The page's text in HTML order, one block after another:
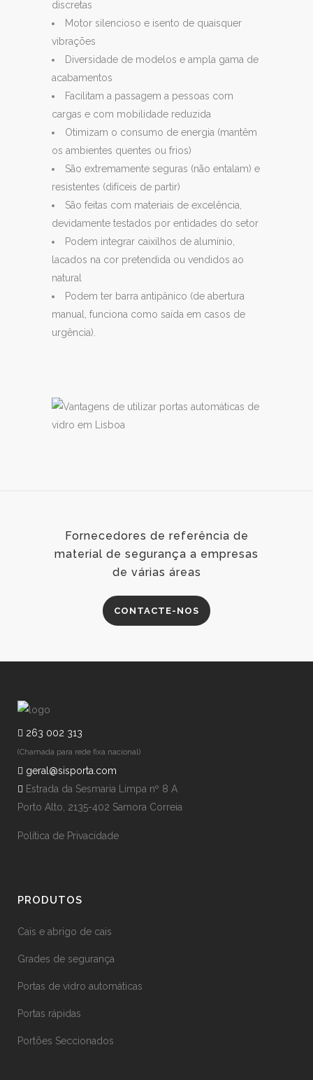
discretas
Motor silencioso e isento de quaisquer
vibrações
Diversidade de modelos e ampla gama de
acabamentos
Facilitam a passagem a pessoas com
cargas e com mobilidade reduzida
Otimizam o consumo de energia (mantêm
os ambientes quentes ou frios)
São extremamente seguras (não entalam) e
resistentes (difíceis de partir)
São feitas com materiais de excelência,
devidamente testados por entidades do setor
Podem integrar caixilhos de alumínio,
lacados na cor pretendida ou vendidos ao
natural
Podem ter barra antipânico (de abertura
manual, funciona como saída em casos de
urgência).
Fornecedores de referência de
material de segurança a empresas
de várias áreas
CONTACTE-NOS
263 002 313
(Chamada para rede fixa nacional)
geral@sisporta.com
Estrada da Sesmaria Limpa nº 8 A
Porto Alto, 2135-402 Samora Correia
Política de Privacidade
PRODUTOS
Cais e abrigo de cais
Grades de segurança
Portas de vidro automáticas
Portas rápidas
Portões Seccionados